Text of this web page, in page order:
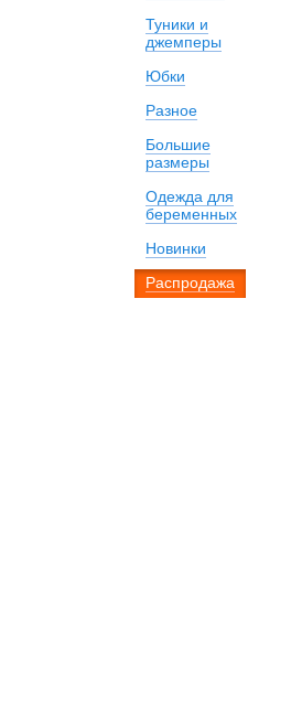
Туники и
джемперы
Юбки
Разное
Большие
размеры
Одежда для
беременных
Новинки
Распродажа